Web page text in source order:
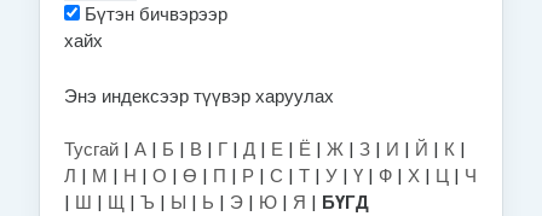
Бүтэн бичвэрээр
хайх
Энэ индексээр түүвэр харуулах
Тусгай | А | Б | В | Г | Д | Е | Ё | Ж | З | И | Й | К |
Л | М | Н | О | Ө | П | Р | С | Т | У | Ү | Ф | Х | Ц | Ч
| Ш | Щ | Ъ | Ы | Ь | Э | Ю | Я | БҮГД